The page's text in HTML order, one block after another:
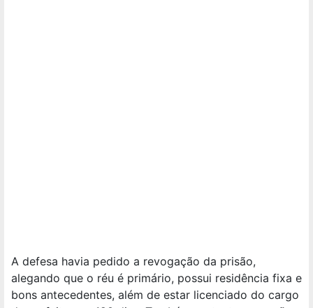
A defesa havia pedido a revogação da prisão,
alegando que o réu é primário, possui residência fixa e
bons antecedentes, além de estar licenciado do cargo